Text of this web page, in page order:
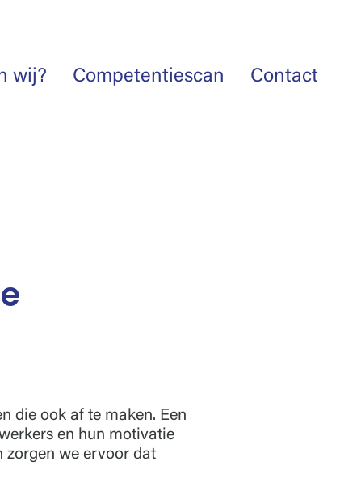
wij? Competentiescan Contact
die ook af te maken. Een
en hun motivatie
zorgen we ervoor dat